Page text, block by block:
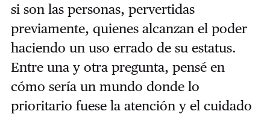
si son las personas, pervertidas
previamente, quienes alcanzan el poder
haciendo un uso errado de su estatus.
Entre una y otra pregunta, pensé en
cómo sería un mundo donde lo
prioritario fuese la atención y el cuidado